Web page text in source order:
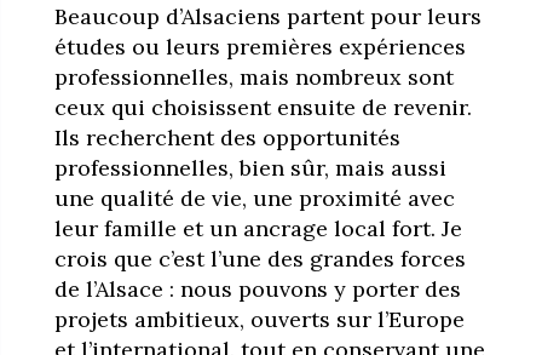
Beaucoup d’Alsaciens partent pour leurs
études ou leurs premières expériences
professionnelles, mais nombreux sont
ceux qui choisissent ensuite de revenir.
Ils recherchent des opportunités
professionnelles, bien sûr, mais aussi
une qualité de vie, une proximité avec
leur famille et un ancrage local fort. Je
crois que c’est l’une des grandes forces
de l’Alsace : nous pouvons y porter des
projets ambitieux, ouverts sur l’Europe